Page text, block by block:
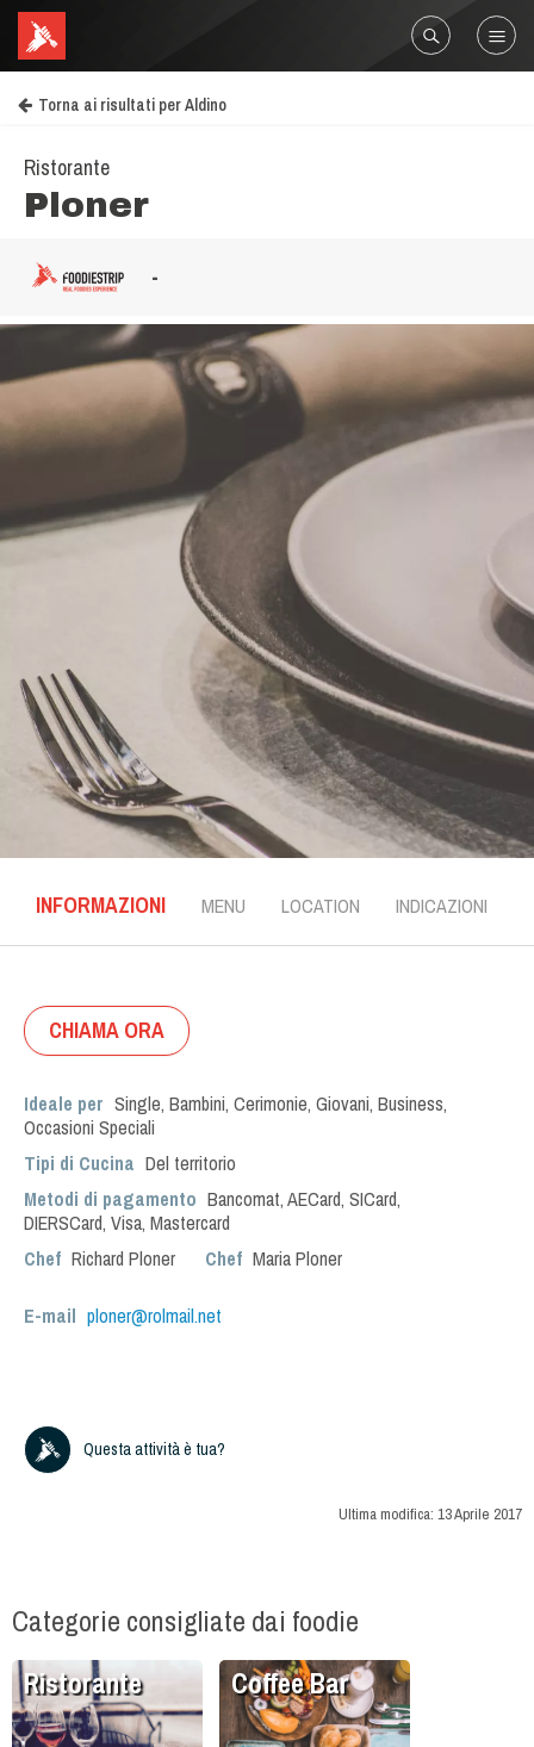
Torna ai risultati per Aldino
Ristorante
Ploner
-
INFORMAZIONI MENU LOCATION INDICAZIONI
CHIAMA ORA
Ideale per Single, Bambini, Cerimonie, Giovani, Business,
Occasioni Speciali
Tipi di Cucina Del territorio
Metodi di pagamento Bancomat, AECard, SICard,
DIERSCard, Visa, Mastercard
Chef Richard Ploner Chef Maria Ploner
E-mail ploner@rolmail.net
Questa attività è tua?
Ultima modifica: 13 Aprile 2017
Categorie consigliate dai foodie
Ristorante Coffee Bar